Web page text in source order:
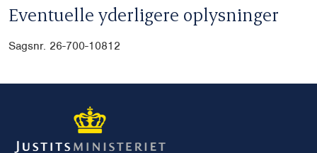
Eventuelle yderligere oplysninger
Sagsnr. 26-700-10812